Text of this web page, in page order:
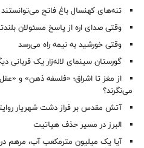
تنه‌های کهنسال باغ فاتح می‌توانستند
وقتی صدای اره از پاسخ مسئولان
وقتی خورشید به نیمه راه می‌رسد
گورستان سینمای لاله‌زار یک قربانی
از مغز تا اشراق؛ «فلسفه ذهن» و
می‌نگرند؟
آتش مقدس بر فراز دشت شهریار
البرز در مسیر حذف هپاتیت
آیا یک میلیون مترمکعب آب، مرهم